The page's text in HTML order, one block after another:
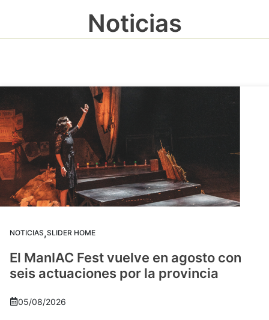
Noticias
NOTICIAS,SLIDER HOME
El ManIAC Fest vuelve en agosto con
seis actuaciones por la provincia
05/08/2026